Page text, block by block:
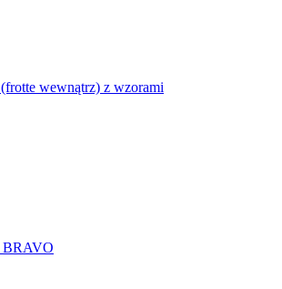
wewnątrz) z wzorami
BRAVO